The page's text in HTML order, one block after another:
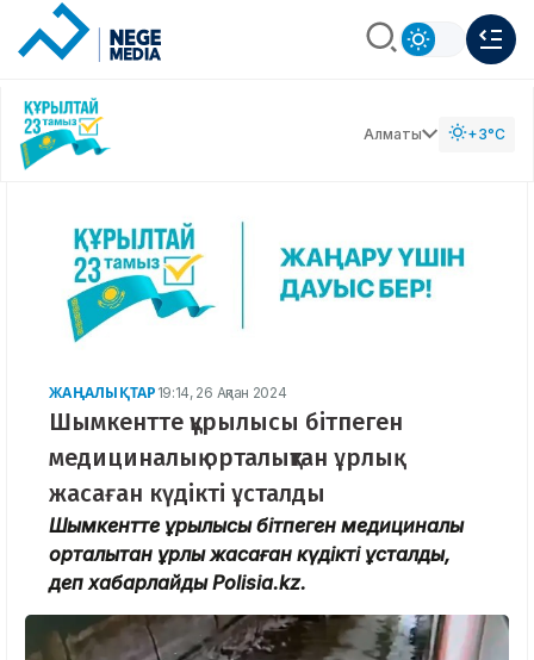
Алматы +3°C
ЖАҢАЛЫҚТАР 19:14, 26 Ақпан 2024
Шымкентте құрылысы бітпеген
медициналық орталықтан ұрлық
жасаған күдікті ұсталды
Шымкентте құрылысы бітпеген медициналық
орталықтан ұрлық жасаған күдікті ұсталды,
деп хабарлайды Polisia.kz.